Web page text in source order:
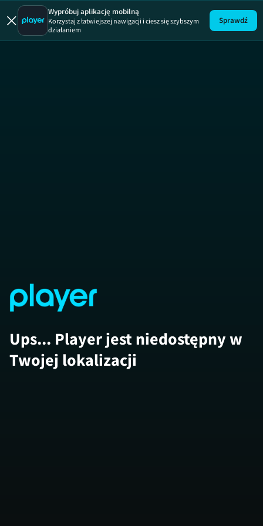
Włoskie
Wypróbuj aplikację mobilną
Korzystaj z łatwiejszej nawigacji i ciesz się szybszym
działaniem
Sprawdź
Ups... Player jest niedostępny w
Twojej lokalizacji